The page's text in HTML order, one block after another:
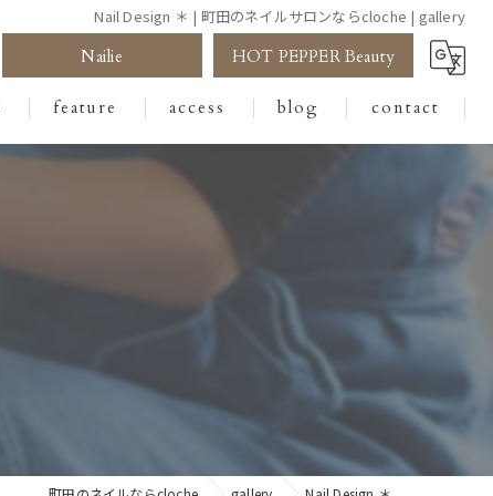
Nail Design ＊ | 町田のネイルサロンならcloche | gallery
Nailie HOT PEPPER Beauty
feature
アート
access blog contact